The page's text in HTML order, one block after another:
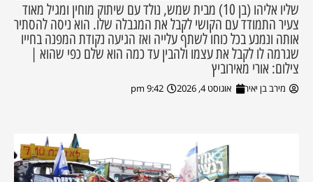
שליו אליהו (בן 10) מבית שמש, נולד עם שיתוק מוחין ומגיל מאוד
צעיר התמודד עם הקושי לקבל את המגבלה שלו. הוא ניסה להסתיר
אותה ונמנע בכל כוחו לשתף עלייה ואז הגיעה נקודת המפנה בחייו
שגרמה לו לקבל את עצמו ולהבין עד כמה הוא שלם כפי שהוא |
צילום: אורי מאירוביץ
מירב בן יאיר אוגוסט 4, 2026 9:42 pm